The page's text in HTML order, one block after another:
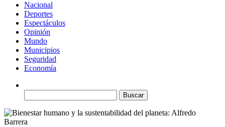
Nacional
Deportes
Espectáculos
Opinión
Mundo
Municipios
Seguridad
Economía